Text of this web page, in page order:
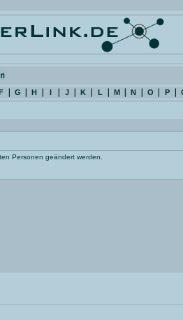
G H I J K L M N O P
Personen geändert werden.